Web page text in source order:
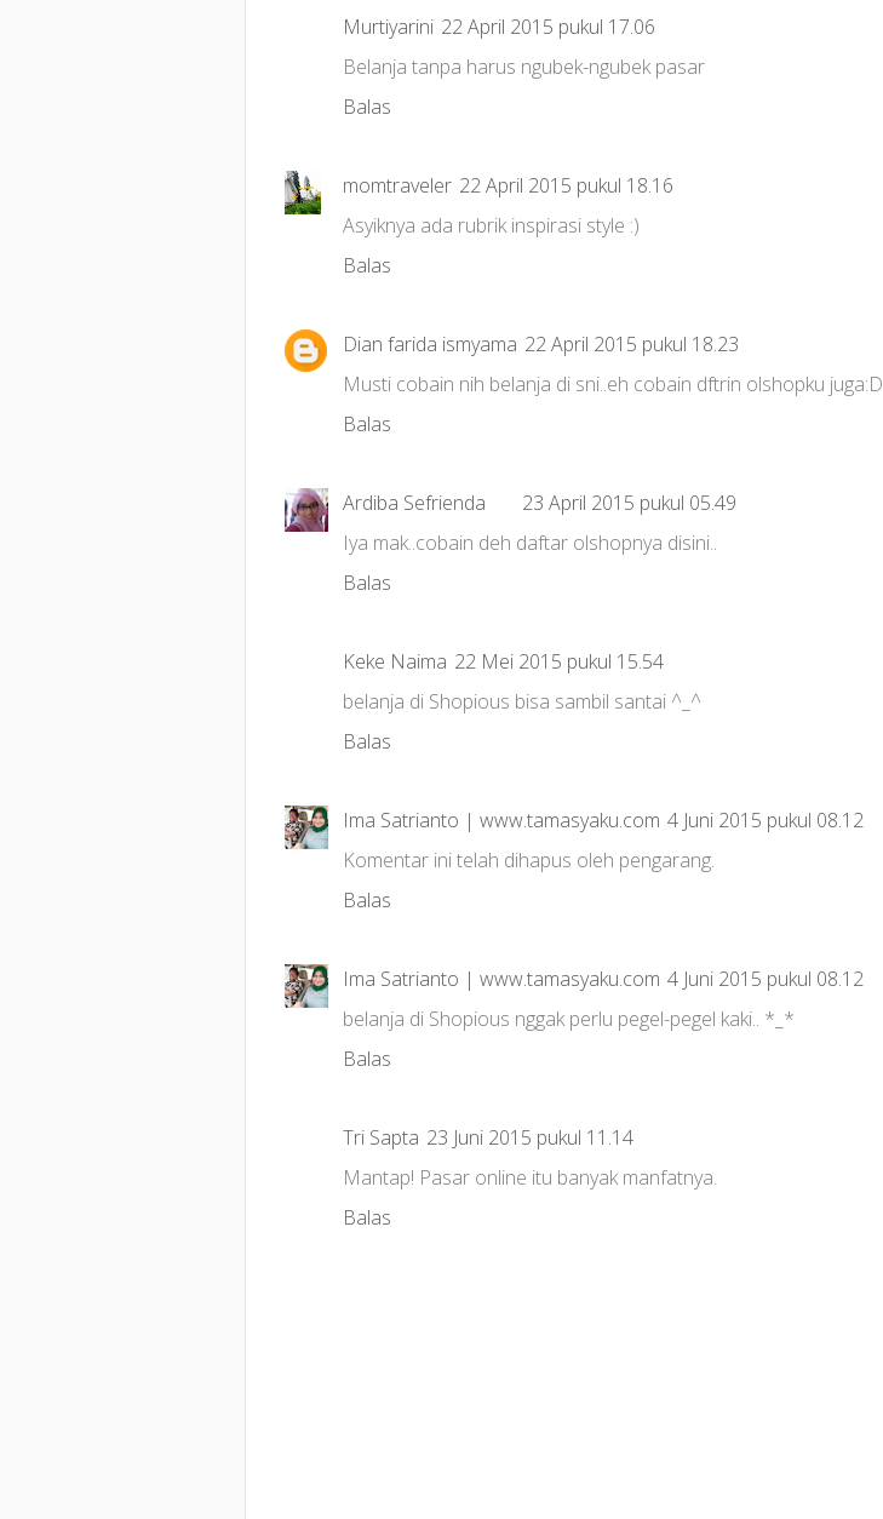
Murtiyarini 22 April 2015 pukul 17.06
Belanja tanpa harus ngubek-ngubek pasar
Balas
momtraveler 22 April 2015 pukul 18.16
Asyiknya ada rubrik inspirasi style :)
Balas
Dian farida ismyama 22 April 2015 pukul 18.23
Musti cobain nih belanja di sni..eh cobain dftrin olshopku juga:D
Balas
Ardiba Sefrienda
23 April 2015 pukul 05.49
Iya mak..cobain deh daftar olshopnya disini..
Balas
Keke Naima 22 Mei 2015 pukul 15.54
belanja di Shopious bisa sambil santai ^_^
Balas
Ima Satrianto | www.tamasyaku.com 4 Juni 2015 pukul 08.12
Komentar ini telah dihapus oleh pengarang.
Balas
Ima Satrianto | www.tamasyaku.com 4 Juni 2015 pukul 08.12
belanja di Shopious nggak perlu pegel-pegel kaki.. *_*
Balas
Tri Sapta 23 Juni 2015 pukul 11.14
Mantap! Pasar online itu banyak manfatnya.
Balas